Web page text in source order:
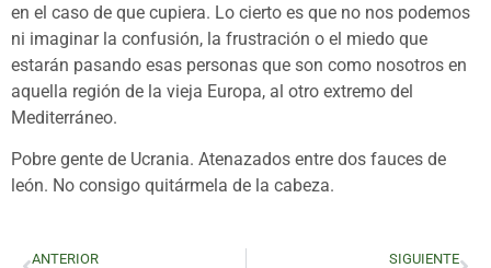
en el caso de que cupiera. Lo cierto es que no nos podemos
ni imaginar la confusión, la frustración o el miedo que
estarán pasando esas personas que son como nosotros en
aquella región de la vieja Europa, al otro extremo del
Mediterráneo.
Pobre gente de Ucrania. Atenazados entre dos fauces de
león. No consigo quitármela de la cabeza.
ANTERIOR SIGUIENTE